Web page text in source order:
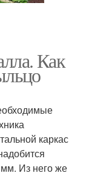
Как
каркас
Из него же